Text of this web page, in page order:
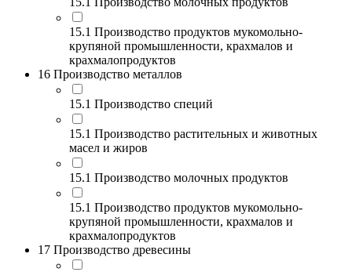
15.1 Производство продуктов мукомольно-
крупяной промышленности, крахмалов и
крахмалопродуктов
16 Производство металлов
15.1 Производство специй
15.1 Производство растительных и животных
масел и жиров
15.1 Производство молочных продуктов
15.1 Производство продуктов мукомольно-
крупяной промышленности, крахмалов и
крахмалопродуктов
17 Производство древесины